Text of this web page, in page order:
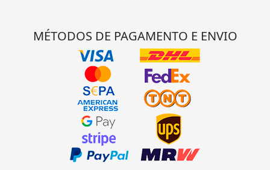
MÉTODOS DE PAGAMENTO E ENVIO